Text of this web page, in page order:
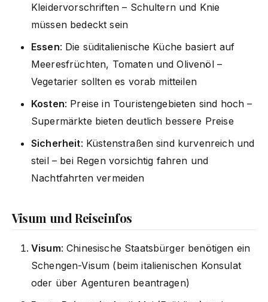
Kleidervorschriften – Schultern und Knie
müssen bedeckt sein
Essen: Die süditalienische Küche basiert auf
Meeresfrüchten, Tomaten und Olivenöl –
Vegetarier sollten es vorab mitteilen
Kosten: Preise in Touristengebieten sind hoch –
Supermärkte bieten deutlich bessere Preise
Sicherheit: Küstenstraßen sind kurvenreich und
steil – bei Regen vorsichtig fahren und
Nachtfahrten vermeiden
Visum und Reiseinfos
Visum: Chinesische Staatsbürger benötigen ein
Schengen-Visum (beim italienischen Konsulat
oder über Agenturen beantragen)